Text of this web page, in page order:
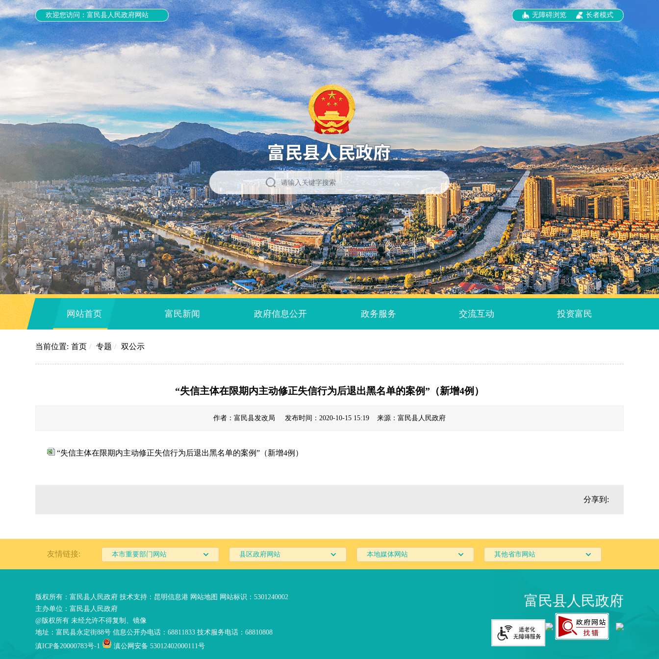
欢迎您访问：富民县人民政府网站 无障碍浏览 长者模式
网站首页 富民新闻 政府信息公开 政务服务 交流互动 投资富民
当前位置: 首页 / 专题 / 双公示
“失信主体在限期内主动修正失信行为后退出黑名单的案例”（新增4例）
作者：富民县发改局 发布时间：2020-10-15 15:19 来源：富民县人民政府
“失信主体在限期内主动修正失信行为后退出黑名单的案例”（新增4例）
分享到:
友情链接: 本市重要部门网站 县区政府网站 本地媒体网站 其他省市网站
版权所有：富民县人民政府 技术支持： 昆明信息港 网站地图 网站标识：5301240002
主办单位：富民县人民政府
@版权所有 未经允许不得复制、镜像
地址：富民县永定街88号 信息公开办电话：68811833 技术服务电话：68810808
滇ICP备20000783号-1
滇公网安备 53012402000111号
富民县人民政府